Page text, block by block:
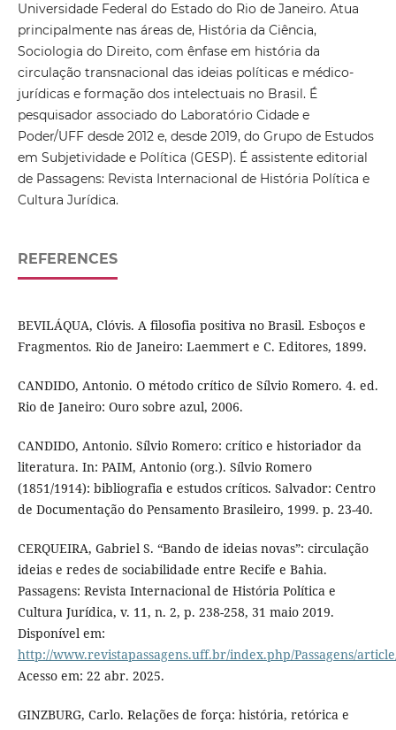
Universidade Federal do Estado do Rio de Janeiro. Atua
principalmente nas áreas de, História da Ciência,
Sociologia do Direito, com ênfase em história da
circulação transnacional das ideias políticas e médico-
jurídicas e formação dos intelectuais no Brasil. É
pesquisador associado do Laboratório Cidade e
Poder/UFF desde 2012 e, desde 2019, do Grupo de Estudos
em Subjetividade e Política (GESP). É assistente editorial
de Passagens: Revista Internacional de História Política e
Cultura Jurídica.
REFERENCES
BEVILÁQUA, Clóvis. A filosofia positiva no Brasil. Esboços e
Fragmentos. Rio de Janeiro: Laemmert e C. Editores, 1899.
CANDIDO, Antonio. O método crítico de Sílvio Romero. 4. ed.
Rio de Janeiro: Ouro sobre azul, 2006.
CANDIDO, Antonio. Sílvio Romero: crítico e historiador da
literatura. In: PAIM, Antonio (org.). Sílvio Romero
(1851/1914): bibliografia e estudos críticos. Salvador: Centro
de Documentação do Pensamento Brasileiro, 1999. p. 23-40.
CERQUEIRA, Gabriel S. “Bando de ideias novas”: circulação
ideias e redes de sociabilidade entre Recife e Bahia.
Passagens: Revista Internacional de História Política e
Cultura Jurídica, v. 11, n. 2, p. 238-258, 31 maio 2019.
Disponível em:
http://www.revistapassagens.uff.br/index.php/Passagens/
Acesso em: 22 abr. 2025.
GINZBURG, Carlo. Relações de força: história, retórica e